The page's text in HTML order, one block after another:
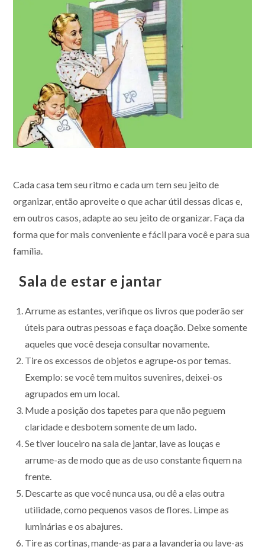
Cada casa tem seu ritmo e cada um tem seu jeito de
organizar, então aproveite o que achar útil dessas dicas e,
em outros casos, adapte ao seu jeito de organizar. Faça da
forma que for mais conveniente e fácil para você e para sua
família.
Sala de estar e jantar
Arrume as estantes, verifique os livros que poderão ser
úteis para outras pessoas e faça doação. Deixe somente
aqueles que você deseja consultar novamente.
Tire os excessos de objetos e agrupe-os por temas.
Exemplo: se você tem muitos suvenires, deixei-os
agrupados em um local.
Mude a posição dos tapetes para que não peguem
claridade e desbotem somente de um lado.
Se tiver louceiro na sala de jantar, lave as louças e
arrume-as de modo que as de uso constante fiquem na
frente.
Descarte as que você nunca usa, ou dê a elas outra
utilidade, como pequenos vasos de flores. Limpe as
luminárias e os abajures.
Tire as cortinas, mande-as para a lavanderia ou lave-as